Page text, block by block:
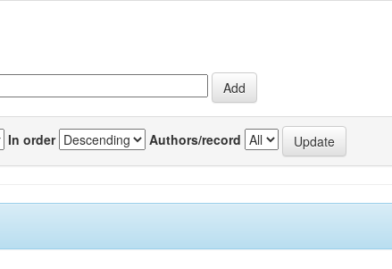
In order Authors/record